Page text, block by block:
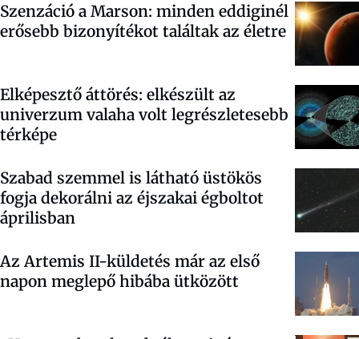
Szenzáció a Marson: minden eddiginél
erősebb bizonyítékot találtak az életre
Elképesztő áttörés: elkészült az
univerzum valaha volt legrészletesebb
térképe
Szabad szemmel is látható üstökös
fogja dekorálni az éjszakai égboltot
áprilisban
Az Artemis II-küldetés már az első
napon meglepő hibába ütközött